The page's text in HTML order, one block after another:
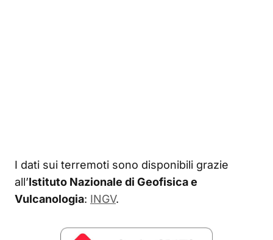
I dati sui terremoti sono disponibili grazie
all’Istituto Nazionale di Geofisica e
Vulcanologia: INGV.